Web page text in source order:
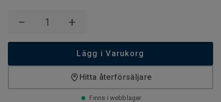
− +
Lägg i Varukorg
Hitta återförsäljare
Finns i webblager